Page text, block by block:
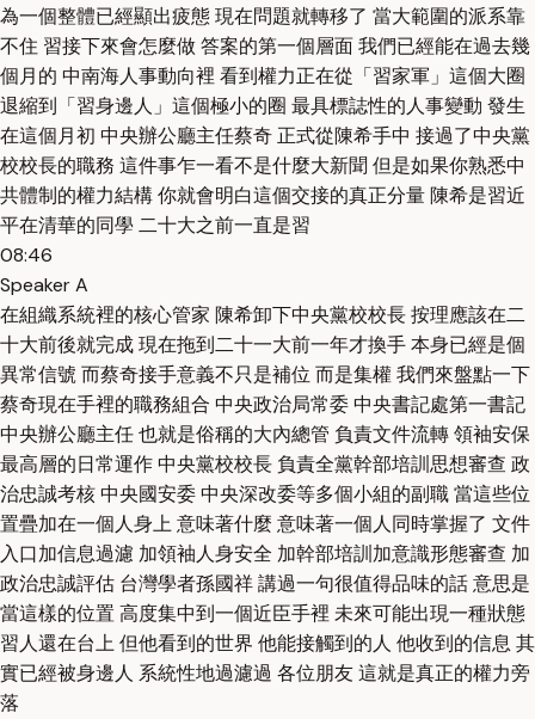
為一個整體已經顯出疲態 現在問題就轉移了 當大範圍的派系靠
不住 習接下來會怎麼做 答案的第一個層面 我們已經能在過去幾
個月的 中南海人事動向裡 看到權力正在從「習家軍」這個大圈
退縮到「習身邊人」這個極小的圈 最具標誌性的人事變動 發生
在這個月初 中央辦公廳主任蔡奇 正式從陳希手中 接過了中央黨
校校長的職務 這件事乍一看不是什麼大新聞 但是如果你熟悉中
共體制的權力結構 你就會明白這個交接的真正分量 陳希是習近
平在清華的同學 二十大之前一直是習
08:46
Speaker A
在組織系統裡的核心管家 陳希卸下中央黨校校長 按理應該在二
十大前後就完成 現在拖到二十一大前一年才換手 本身已經是個
異常信號 而蔡奇接手意義不只是補位 而是集權 我們來盤點一下
蔡奇現在手裡的職務組合 中央政治局常委 中央書記處第一書記
中央辦公廳主任 也就是俗稱的大內總管 負責文件流轉 領袖安保
最高層的日常運作 中央黨校校長 負責全黨幹部培訓思想審查 政
治忠誠考核 中央國安委 中央深改委等多個小組的副職 當這些位
置疊加在一個人身上 意味著什麼 意味著一個人同時掌握了 文件
入口加信息過濾 加領袖人身安全 加幹部培訓加意識形態審查 加
政治忠誠評估 台灣學者孫國祥 講過一句很值得品味的話 意思是
當這樣的位置 高度集中到一個近臣手裡 未來可能出現一種狀態
習人還在台上 但他看到的世界 他能接觸到的人 他收到的信息 其
實已經被身邊人 系統性地過濾過 各位朋友 這就是真正的權力旁
落